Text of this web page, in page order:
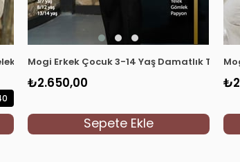
Takım Mavi
Mogi Erkek Çocuk 3-14 Yaş Damatlık Takım
₺2.650,00
Sepete Ekle